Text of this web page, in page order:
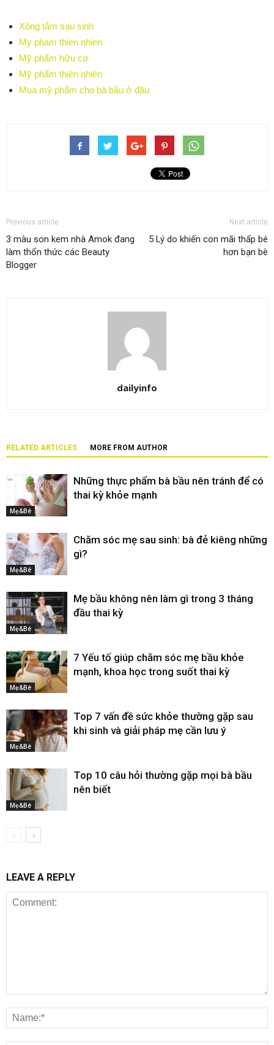
Xông tắm sau sinh
My pham thien nhien
Mỹ phẩm hữu cơ
Mỹ phẩm thiên nhiên
Mua mỹ phẩm cho bà bầu ở đâu
Previous article
3 màu son kem nhà Amok đang
làm thổn thức các Beauty
Blogger
Next article
5 Lý do khiến con mãi thấp bé
hơn bạn bè
dailyinfo
RELATED ARTICLES MORE FROM AUTHOR
Mẹ&Bé
Những thực phẩm bà bầu nên tránh để có
thai kỳ khỏe mạnh
Mẹ&Bé
Chăm sóc mẹ sau sinh: bà đẻ kiêng những
gì?
Mẹ&Bé
Mẹ bầu không nên làm gì trong 3 tháng
đầu thai kỳ
Mẹ&Bé
7 Yếu tố giúp chăm sóc mẹ bầu khỏe
mạnh, khoa học trong suốt thai kỳ
Mẹ&Bé
Top 7 vấn đề sức khỏe thường gặp sau
khi sinh và giải pháp mẹ cần lưu ý
Mẹ&Bé
Top 10 câu hỏi thường gặp mọi bà bầu
nên biết
LEAVE A REPLY